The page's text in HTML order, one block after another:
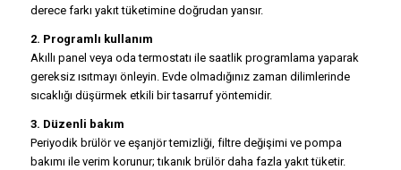
derece farkı yakıt tüketimine doğrudan yansır.
2. Programlı kullanım
Akıllı panel veya oda termostatı ile saatlik programlama yaparak
gereksiz ısıtmayı önleyin. Evde olmadığınız zaman dilimlerinde
sıcaklığı düşürmek etkili bir tasarruf yöntemidir.
3. Düzenli bakım
Periyodik brülör ve eşanjör temizliği, filtre değişimi ve pompa
bakımı ile verim korunur; tıkanık brülör daha fazla yakıt tüketir.